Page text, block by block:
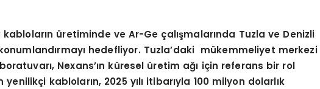
kabloların üretiminde ve Ar-Ge çalışmalarında Tuzla ve Denizli
hedefliyor. Tuzla’daki mükemmeliyet merkezi
Nexans’ın küresel üretim ağı için referans bir rol
kabloların, 2025 yılı itibarıyla 100 milyon dolarlık